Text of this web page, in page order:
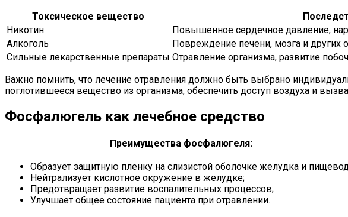
Токсическое вещество
Никотин
Повышенное сердечное давление,
Алкоголь
Повреждение печени, мозга и других
Сильные лекарственные препараты Отравление организма, развитие
Важно помнить, что лечение отравления должно быть выбрано
поглотившееся вещество из организма, обеспечить доступ воздуха и
Фосфалюгель как лечебное средство
Преимущества фосфалюгеля:
Образует защитную пленку на слизистой оболочке желудка и
Нейтрализует кислотное окружение в желудке;
Предотвращает развитие воспалительных процессов;
Улучшает общее состояние пациента при отравлении.